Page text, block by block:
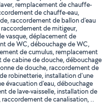
remplacement de chauffe-
de chauffe-eau,
raccordement de ballon d'eau
de mitigeur,
vasque, déplacement de
de WC, débouchage de WC,
de cumulus, remplacement
cabine de douche, débouchage
de douche, raccordement de
robinetterie, installation d'une
évacuation d'eau, débouchage
de lave-vaisselle, installation de
de canalisation, ..